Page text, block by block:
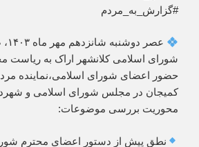
#گزارش_به_مردم
شورای اسلامی کلانشهر اراک به ریاست
حضور اعضای شورای اسلامی،نماینده
کمیجان در مجلس شورای اسلامی و
محوریت بررسی موضوعات:
نطق پیش از دستور اعضای محترم